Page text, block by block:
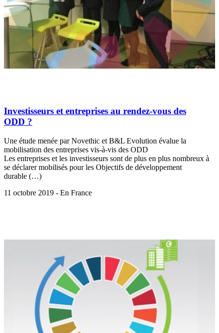
Investisseurs et entreprises au rendez-vous des
ODD ?
Une étude menée par Novethic et B&L Evolution évalue la
mobilisation des entreprises vis-à-vis des ODD
Les entreprises et les investisseurs sont de plus en plus nombreux à
se déclarer mobilisés pour les Objectifs de développement
durable (…)
11 octobre 2019 - En France